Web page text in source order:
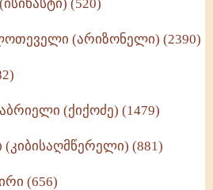
ეპისკოპოსისა - II ტომი
სახელმძღვანელო -
(520)
(არიზონელი) (2390)
(ქიქოძე) (1479)
(კიბისაღმწერელი) (881)
(656)